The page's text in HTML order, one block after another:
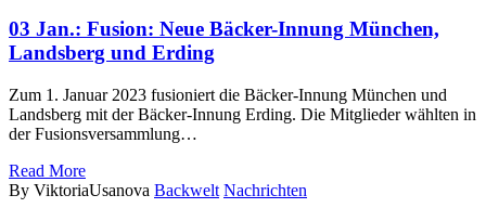
03 Jan.: Fusion: Neue Bäcker-Innung München,
Landsberg und Erding
Zum 1. Januar 2023 fusioniert die Bäcker-Innung München und
Landsberg mit der Bäcker-Innung Erding. Die Mitglieder wählten in
der Fusionsversammlung…
Read More
By ViktoriaUsanova Backwelt Nachrichten